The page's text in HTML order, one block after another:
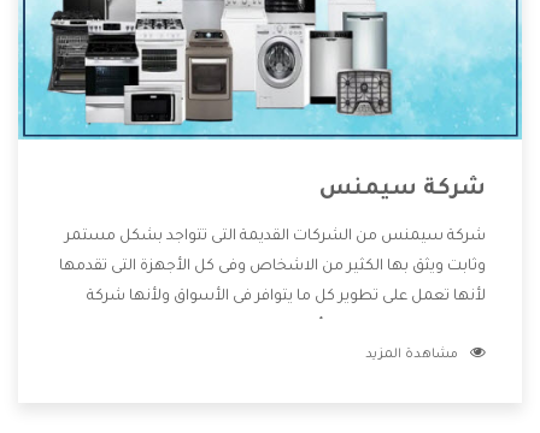
شركة سيمنس
شركة سيمنس من الشركات القديمة التى تتواجد بشكل مستمر
وثابت ويثق بها الكثير من الاشخاص وفى كل الأجهزة التى تقدمها
لأنها تعمل على تطوير كل ما يتوافر فى الأسواق ولأنها شركة
وتقدم للعملاء أقوى العروض والخصومات التى تسهل على
مشاهدة المزيد